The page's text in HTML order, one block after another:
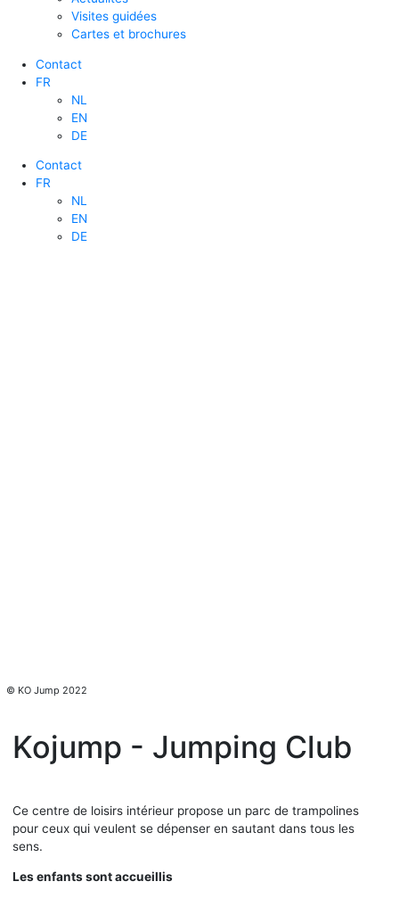
Visites guidées
Cartes et brochures
Contact
FR
NL
EN
DE
Contact
FR
NL
EN
DE
© KO Jump 2022
Kojump - Jumping Club
Ce centre de loisirs intérieur propose un parc de trampolines
pour ceux qui veulent se dépenser en sautant dans tous les
sens.
Les enfants sont accueillis